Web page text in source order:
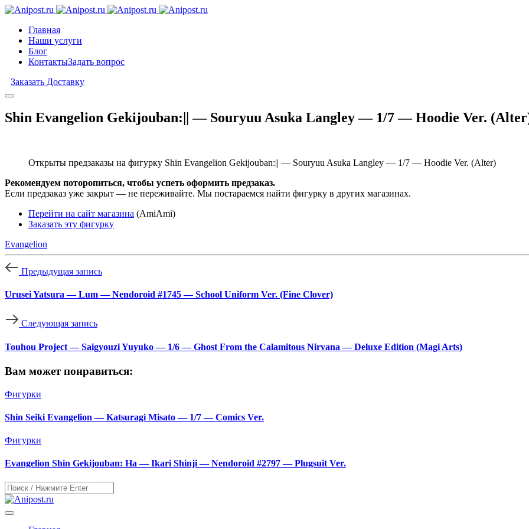
Главная
Наши услуги
Блог
КонтактыЗадать вопрос
Заказать Доставку
Shin Evangelion Gekijouban:|| — Souryuu Asuka Langley — 1/7 — Hoodie Ver.
Открыты предзаказы на фигурку Shin Evangelion Gekijouban:|| — Souryuu Asuka Langley — 1/7 — Hoodie Ver. (Alter)
Рекомендуем поторопиться, чтобы успеть оформить предзаказ.
Если предзаказ уже закрыт — не переживайте. Мы постараемся найти фигурку в других магазинах.
Перейти на сайт магазина (AmiAmi)
Заказать эту фигурку
Evangelion
Предыдущая запись
Urusei Yatsura — Lum — Nendoroid #1745 — School Uniform Ver. (Fine Clover)
Следующая запись
Touhou Project — Saigyouzi Yuyuko — 1/6 — Ghost From the Calamitous Nirvana — Deluxe Edition (Magi Arts)
Вам может понравиться:
Фигурки
Shin Seiki Evangelion — Katsuragi Misato — 1/7 — Comics Ver.
Фигурки
Evangelion Shin Gekijouban: Ha — Ikari Shinji — Nendoroid #2797 — Plugsuit Ver.